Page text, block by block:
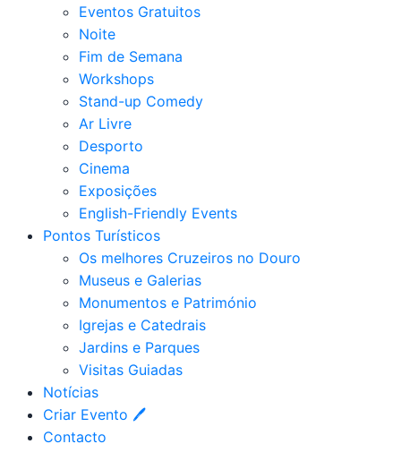
Eventos Gratuitos
Noite
Fim de Semana
Workshops
Stand-up Comedy
Ar Livre
Desporto
Cinema
Exposições
English-Friendly Events
Pontos Turísticos
Os melhores Cruzeiros no Douro​
Museus e Galerias
Monumentos e Património
Igrejas e Catedrais
Jardins e Parques
Visitas Guiadas
Notícias
Criar Evento 🖊
Contacto